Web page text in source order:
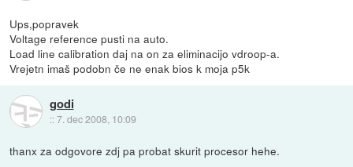
Ups,popravek
Voltage reference pusti na auto.
Load line calibration daj na on za eliminacijo vdroop-a.
Vrejetn imaš podobn če ne enak bios k moja p5k
godi
::7. dec 2008, 10:09
thanx za odgovore zdj pa probat skurit procesor hehe.